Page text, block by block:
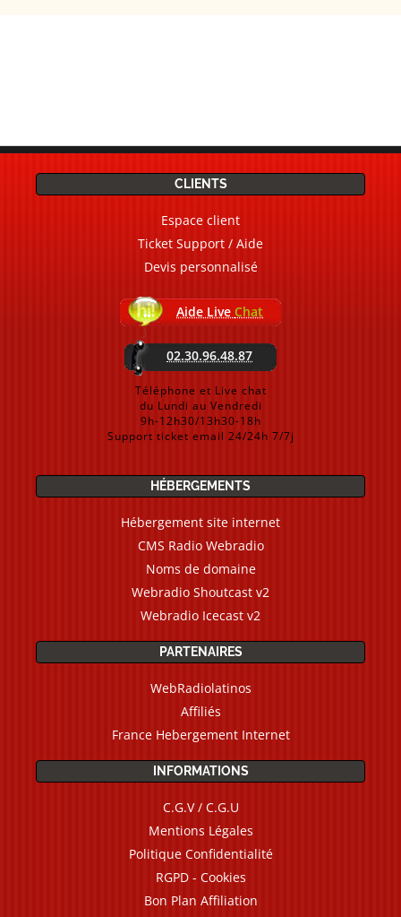
CLIENTS
Espace client
Ticket Support / Aide
Devis personnalisé
Aide Live Chat
02.30.96.48.87
Téléphone et Live chat
du Lundi au Vendredi
9h-12h30/13h30-18h
Support ticket email 24/24h 7/7j
HÉBERGEMENTS
Hébergement site internet
CMS Radio Webradio
Noms de domaine
Webradio Shoutcast v2
Webradio Icecast v2
PARTENAIRES
WebRadiolatinos
Affiliés
France Hebergement Internet
INFORMATIONS
C.G.V / C.G.U
Mentions Légales
Politique Confidentialité
RGPD - Cookies
Bon Plan Affiliation